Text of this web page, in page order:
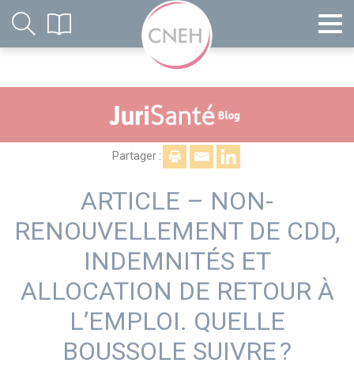
Partager :
ARTICLE – NON-
RENOUVELLEMENT DE CDD,
INDEMNITÉS ET
ALLOCATION DE RETOUR À
L’EMPLOI. QUELLE
BOUSSOLE SUIVRE ?